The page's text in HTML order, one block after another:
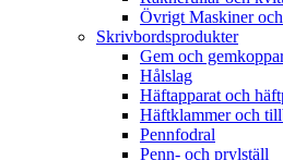
Övrigt Maskiner
Skrivbordsprodukter
Gem och
Hålslag
Häftapparat och
Häftklammer och
Pennfodral
Penn- och prylställ